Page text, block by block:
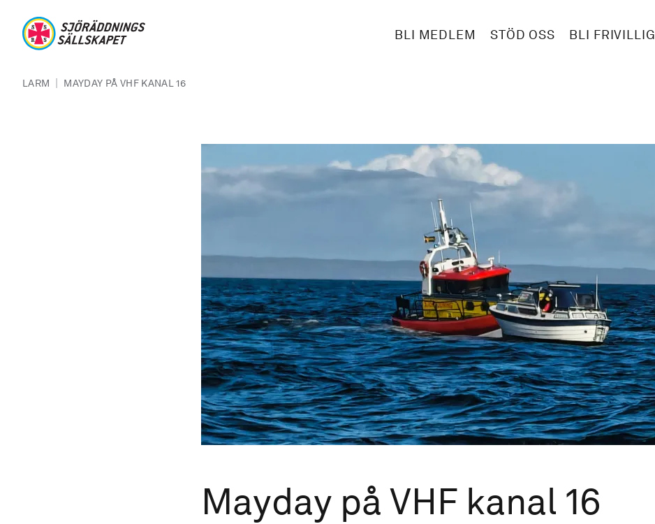
BLI MEDLEM STÖD OSS BLI FRIVILLIG
LARM | MAYDAY PÅ VHF KANAL 16
Mayday på VHF kanal 16